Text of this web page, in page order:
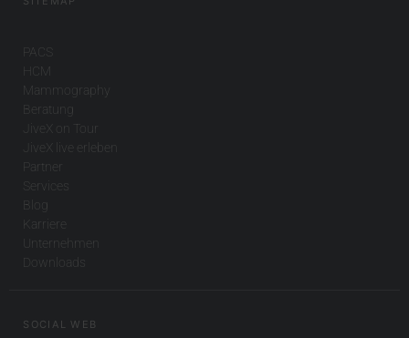
PACS
HCM
Mammography
Beratung
JiveX on Tour
JiveX live erleben
Partner
Services
Blog
Karriere
Unternehmen
Downloads
SOCIAL WEB